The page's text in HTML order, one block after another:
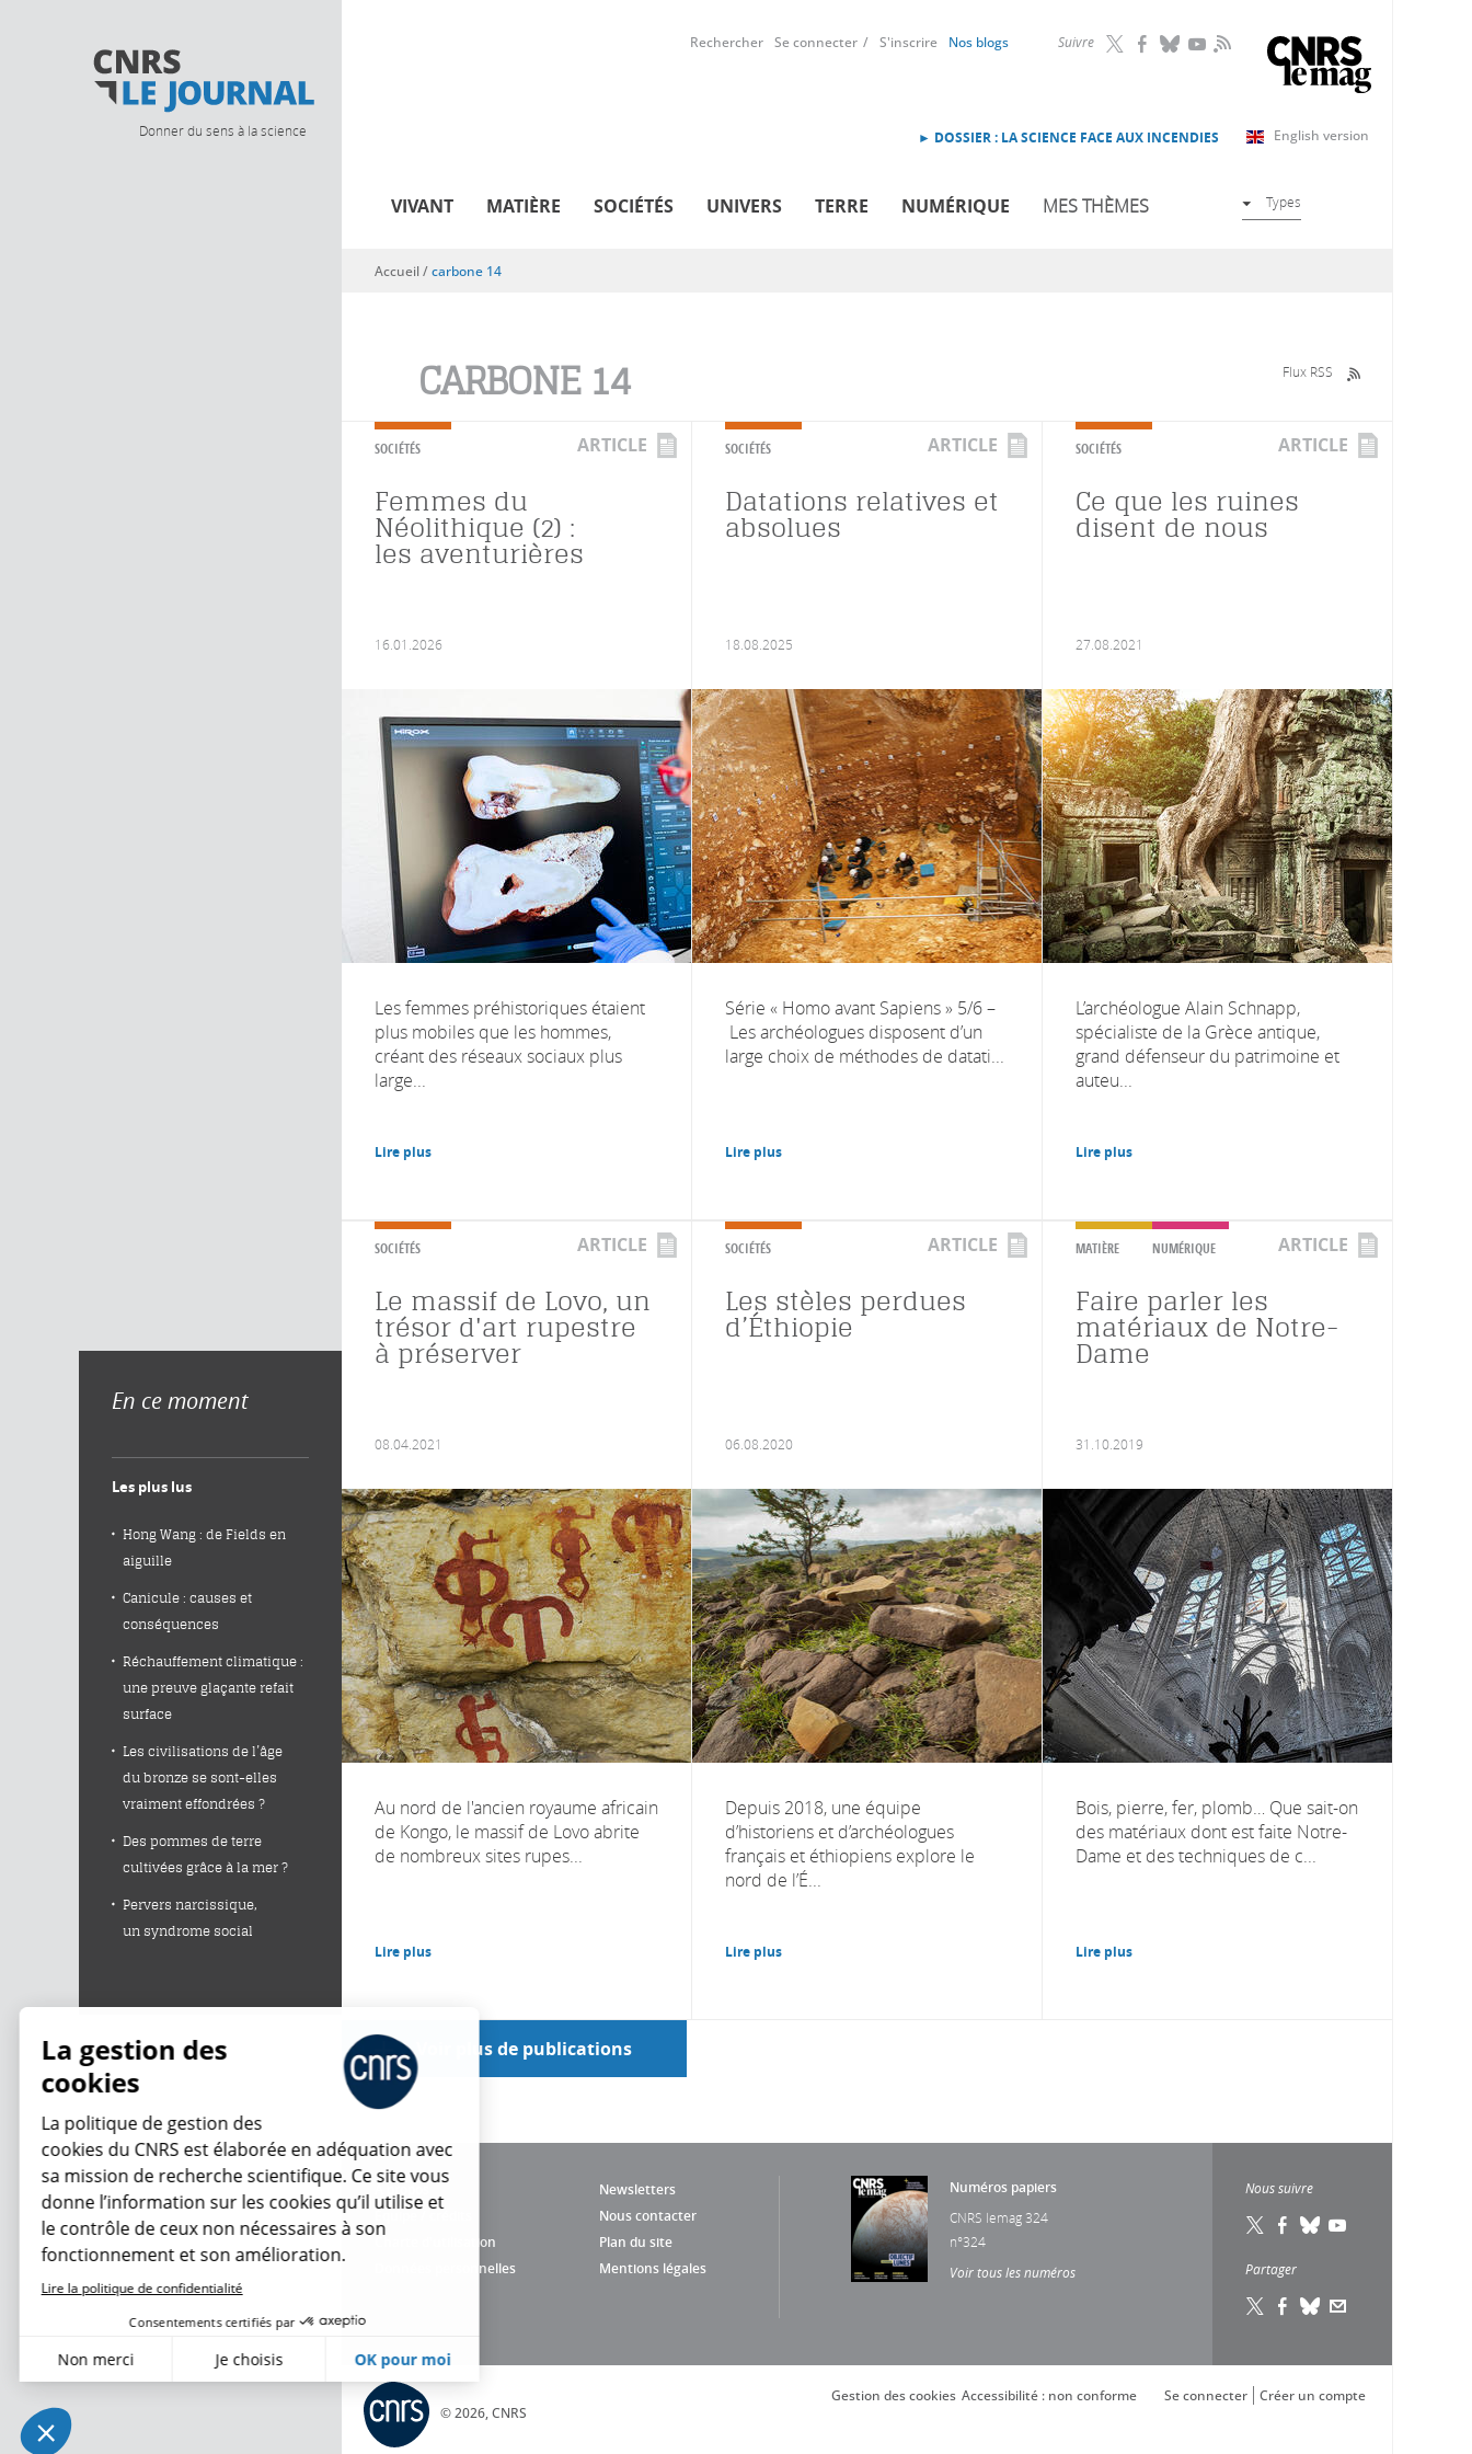
Donner du sens à la science
Suivre RSS
Rechercher Se connecter S'inscrire Nos blogs
English version
► DOSSIER : LA SCIENCE FACE AUX INCENDIES
VIVANT MATIÈRE SOCIÉTÉS UNIVERS TERRE NUMÉRIQUE MES THÈMES Types
Vous êtes ici
Accueil/carbone 14
CARBONE 14 Flux RSS
SOCIÉTÉS ARTICLE
Femmes du
Néolithique (2) :
les aventurières
16.01.2026
Les femmes préhistoriques étaient
plus mobiles que les hommes,
créant des réseaux sociaux plus
large...
Lire plus
SOCIÉTÉS ARTICLE
Datations relatives et
absolues
18.08.2025
Série « Homo avant Sapiens » 5/6 –
Les archéologues disposent d’un
large choix de méthodes de datati...
Lire plus
SOCIÉTÉS ARTICLE
Ce que les ruines
disent de nous
27.08.2021
L’archéologue Alain Schnapp,
spécialiste de la Grèce antique,
grand défenseur du patrimoine et
auteu...
Lire plus
SOCIÉTÉS ARTICLE
Le massif de Lovo, un
trésor d'art rupestre
à préserver
08.04.2021
Au nord de l'ancien royaume africain
de Kongo, le massif de Lovo abrite
de nombreux sites rupes...
Lire plus
SOCIÉTÉS ARTICLE
Les stèles perdues
d’Éthiopie
06.08.2020
Depuis 2018, une équipe
d’historiens et d’archéologues
français et éthiopiens explore le
nord de l’É...
Lire plus
MATIÈRE NUMÉRIQUE ARTICLE
Faire parler les
matériaux de Notre-
Dame
31.10.2019
Bois, pierre, fer, plomb… Que sait-on
des matériaux dont est faite Notre-
Dame et des techniques de c...
Lire plus
Voir plus de publications
Newsletters
Nous contacter
Charte d'utilisation
Plan du site
Données personnelles
Mentions légales
Numéros papiers
CNRS lemag 324
n°324
Voir tous les numéros
Nous suivre
Partager
© 2026, CNRS
Créer un compte
Se connecter
Accessibilité : non conforme
Gestion des cookies
En ce moment
Les plus lus
Hong Wang : de Fields en
aiguille
Canicule : causes et
conséquences
Réchauffement climatique :
une preuve glaçante refait
surface
Les civilisations de l’âge
du bronze se sont-elles
vraiment effondrées ?
Des pommes de terre
cultivées grâce à la mer ?
Pervers narcissique,
un syndrome social
La gestion des
cookies
La politique de gestion des
cookies du CNRS est élaborée en adéquation avec
sa mission de recherche scientifique. Ce site vous
donne l’information sur les cookies qu’il utilise et
le contrôle de ceux non nécessaires à son
fonctionnement et son amélioration.
Lire la politique de confidentialité
Consentements certifiés par
Non merci Je choisis OK pour moi
Plateforme de Gestion du Consentement : Personnalisez vos Options
Notre plateforme vous permet d'adapter et de gérer vos paramètres de confidentialité, en garantissant la conformité avec les réglementations. Personnalisez vos préférences pour